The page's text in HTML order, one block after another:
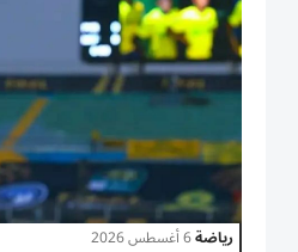
رياضة6 أغسطس 2026